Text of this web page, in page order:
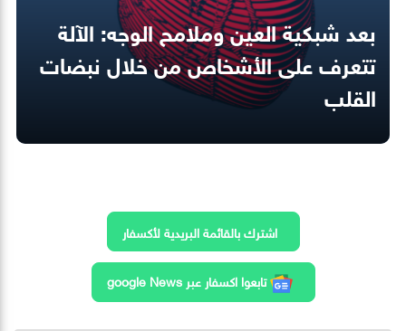
بعد شبكية العين وملامح الوجه: الآلة
تتعرف على الأشخاص من خلال نبضات
القلب
اشترك بالقائمة البريدية لأكسفار
تابعوا اكسفار عبر google News